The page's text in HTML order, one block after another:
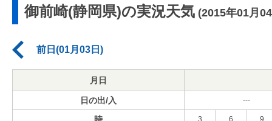
御前崎(静岡県)の実況天気 (2015年01月
前日(01月03日)
月日
日の出/入 ---